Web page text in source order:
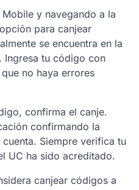
y navegando a la
para canjear
se encuentra en la
Ingresa tu código con
no haya errores
confirma el canje.
confirmando la
Siempre verifica tu
UC ha sido acreditado.
canjear códigos a